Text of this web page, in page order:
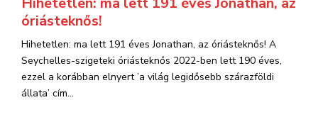
óriásteknős!
Hihetetlen: ma lett 191 éves Jonathan, az óriásteknős! A
Seychelles-szigeteki óriásteknős 2022-ben lett 190 éves,
ezzel a korábban elnyert ’a világ legidősebb szárazföldi
állata’ cím...